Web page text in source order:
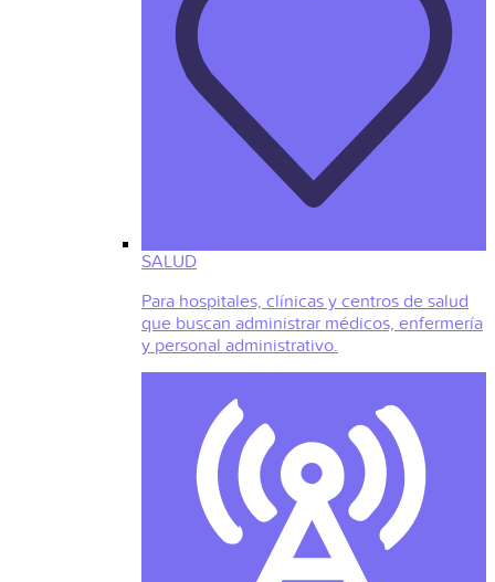
SALUD
Para hospitales, clínicas y centros de salud
que buscan administrar médicos, enfermería
y personal administrativo.